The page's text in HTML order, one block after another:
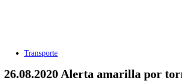
Transporte
26.08.2020 Alerta amarilla por